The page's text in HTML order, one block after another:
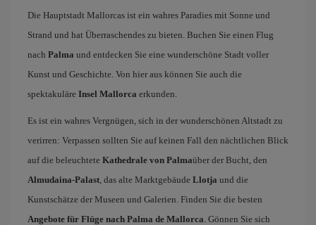
Die Hauptstadt Mallorcas ist ein wahres Paradies mit Sonne und
Strand und hat Überraschendes zu bieten. Buchen Sie einen Flug
nach Palma und entdecken Sie eine wunderschöne Stadt voller
Kunst und Geschichte. Von hier aus können Sie auch die
spektakuläre Insel Mallorca erkunden.
Es ist ein wahres Vergnügen, sich in der wunderschönen Altstadt zu
verirren: Verpassen sollten Sie auf keinen Fall den nächtlichen Blick
auf die beleuchtete Kathedrale von Palmaüber der Bucht, den
Almudaina-Palast, das alte Marktgebäude Llotja und die
Kunstschätze der Museen und Galerien. Finden Sie die besten
Angebote für Flüge nach Palma de Mallorca. Gönnen Sie sich